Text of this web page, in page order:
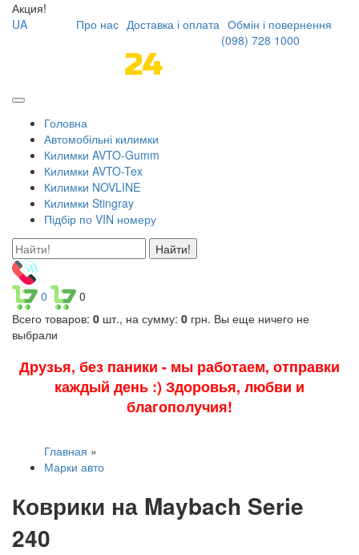
Акция!
UA
Про нас Доставка і оплата Обмін і повернення
(098) 728 1000
Головна
Автомобільні килимки
Килимки AVTO-Gumm
Килимки AVTO-Tex
Килимки NOVLINE
Килимки Stingray
Підбір по VIN номеру
Найти!
0
0
Всего товаров: 0 шт., на сумму: 0 грн. Вы еще ничего не
выбрали
Друзья, без паники - мы работаем, отправки
каждый день :) Здоровья, любви и
благополучия!
Главная »
Марки авто
Коврики на Maybach Serie
240